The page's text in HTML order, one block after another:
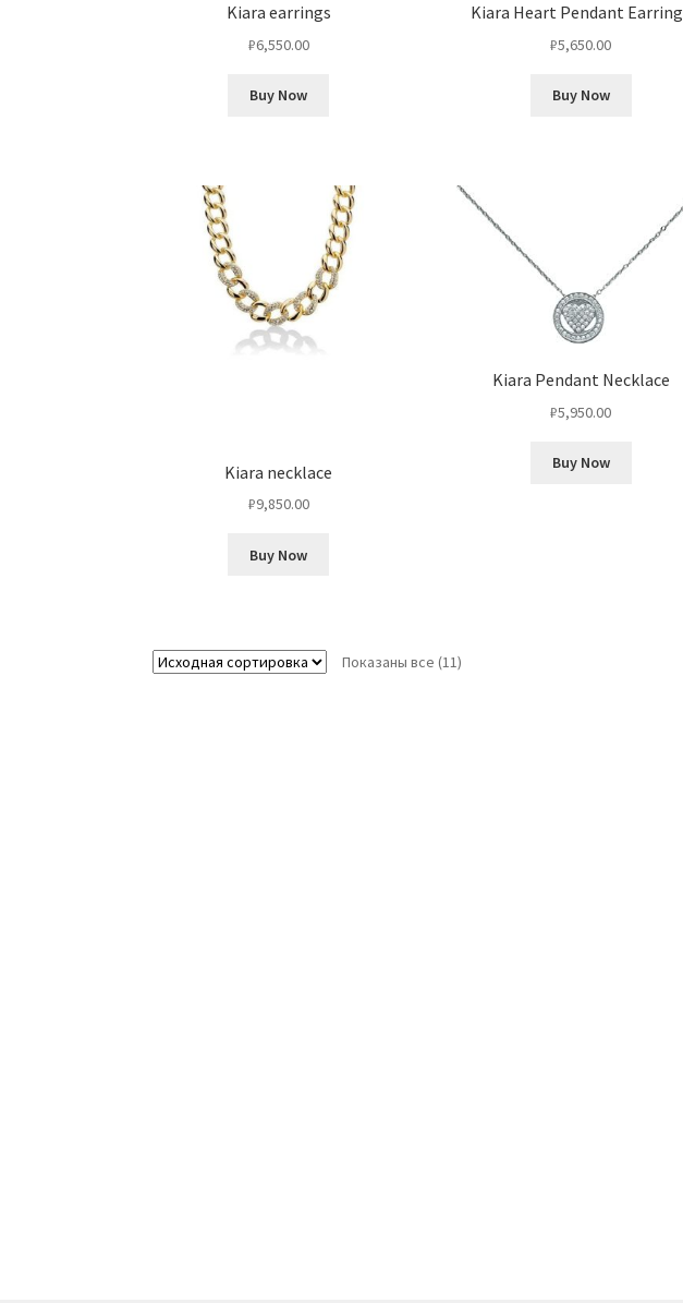
Kiara earrings
₽6,550.00
Buy Now
Kiara Heart Pendant
₽5,650.00
Buy Now
Kiara necklace
₽9,850.00
Buy Now
Kiara Pendant Necklace
₽5,950.00
Buy Now
Показаны все (11)